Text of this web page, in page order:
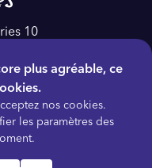
10
60
plus agréable, ce
nos cookies.
les paramètres des